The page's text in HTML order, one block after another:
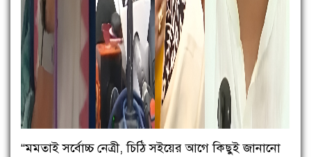
“মমতাই সর্বোচ্চ নেত্রী, চিঠি সইয়ের আগে কিছুই জানানো